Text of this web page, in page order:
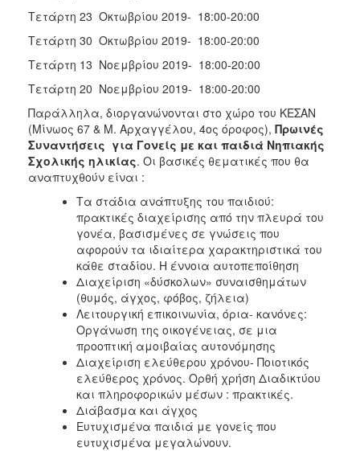
Τετάρτη 23 Οκτωβρίου 2019- 18:00-20:00
Τετάρτη 30 Οκτωβρίου 2019- 18:00-20:00
Τετάρτη 13 Νοεμβρίου 2019- 18:00-20:00
Τετάρτη 20 Νοεμβρίου 2019- 18:00-20:00
Παράλληλα, διοργανώνονται στο χώρο του ΚΕΣΑΝ
(Μίνωος 67 & Μ. Αρχαγγέλου, 4ος όροφος), Πρωινές
Συναντήσεις για Γονείς με και παιδιά Νηπιακής
Σχολικής ηλικίας. Οι βασικές θεματικές που θα
αναπτυχθούν είναι :
Τα στάδια ανάπτυξης του παιδιού:
πρακτικές διαχείρισης από την πλευρά του
γονέα, βασισμένες σε γνώσεις που
αφορούν τα ιδιαίτερα χαρακτηριστικά του
κάθε σταδίου. Η έννοια αυτοπεποίθηση
Διαχείριση «δύσκολων» συναισθημάτων
(θυμός, άγχος, φόβος, ζήλεια)
Λειτουργική επικοινωνία, όρια- κανόνες:
Οργάνωση της οικογένειας, σε μια
προοπτική αμοιβαίας αυτονόμησης
Διαχείριση ελεύθερου χρόνου- Ποιοτικός
ελεύθερος χρόνος. Ορθή χρήση Διαδικτύου
και πληροφορικών μέσων : πρακτικές.
Διάβασμα και άγχος
Ευτυχισμένα παιδιά με γονείς που
ευτυχισμένα μεγαλώνουν.